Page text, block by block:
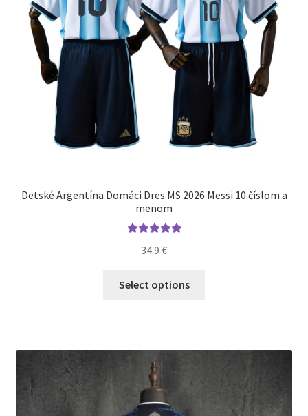
Detské Argentína Domáci Dres MS 2026 Messi 10 číslom a
menom
34.9 €
Select options